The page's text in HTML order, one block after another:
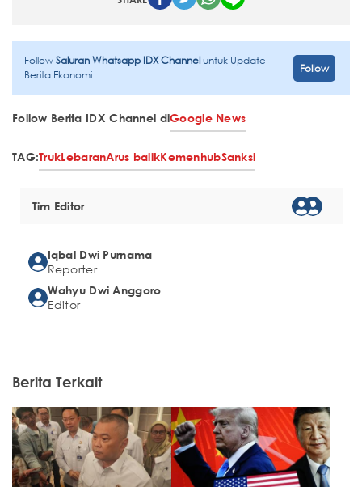
FollowSaluran Whatsapp IDX Channeluntuk Update
Berita Ekonomi
Follow
Follow Berita IDX Channel diGoogle News
TAG:TrukLebaranArus balikKemenhubSanksi
Tim Editor
Iqbal Dwi Purnama
Reporter
Wahyu Dwi Anggoro
Editor
Berita Terkait